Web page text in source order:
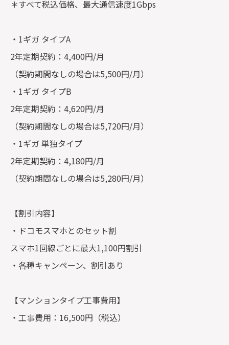
＊すべて税込価格、最大通信速度1Gbps
・1ギガ タイプA
2年定期契約：4,400円/月
（契約期間なしの場合は5,500円/月）
・1ギガ タイプB
2年定期契約：4,620円/月
（契約期間なしの場合は5,720円/月）
・1ギガ 単独タイプ
2年定期契約：4,180円/月
（契約期間なしの場合は5,280円/月）
【割引内容】
・ドコモスマホとのセット割
スマホ1回線ごとに最大1,100円割引
・各種キャンペーン、割引あり
【マンションタイプ工事費用】
・工事費用：16,500円（税込）